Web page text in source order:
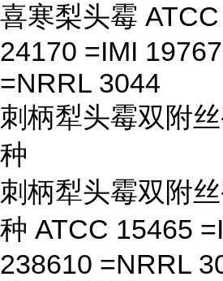
喜寒梨头霉 ATCC
24170 =IMI
=NRRL 3044
刺柄犁头霉双附
种
刺柄犁头霉双附
种 ATCC 15465
238610 =NRRL